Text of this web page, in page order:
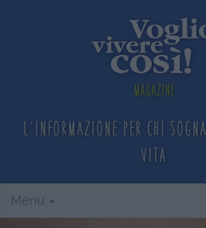
Magazine
L'informazione per chi sogna
vita
Menu